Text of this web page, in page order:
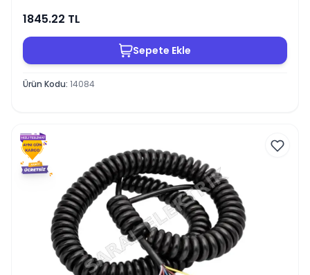
1845.22 TL
Sepete Ekle
Ürün Kodu: 14084